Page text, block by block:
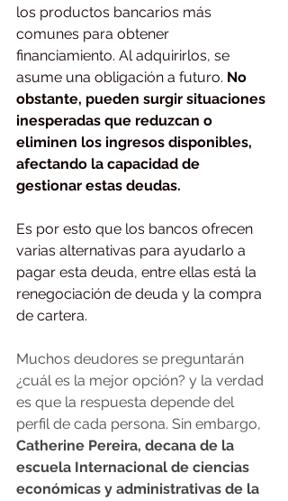
los productos bancarios más
comunes para obtener
financiamiento. Al adquirirlos, se
asume una obligación a futuro. No
obstante, pueden surgir situaciones
inesperadas que reduzcan o
eliminen los ingresos disponibles,
afectando la capacidad de
gestionar estas deudas.
Es por esto que los bancos ofrecen
varias alternativas para ayudarlo a
pagar esta deuda, entre ellas está la
renegociación de deuda y la compra
de cartera.
Muchos deudores se preguntarán
¿cuál es la mejor opción? y la verdad
es que la respuesta depende del
perfil de cada persona. Sin embargo,
Catherine Pereira, decana de la
escuela Internacional de ciencias
económicas y administrativas de la